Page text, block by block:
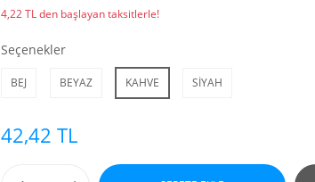
4,22 TL den başlayan taksitlerle!
Seçenekler
BEJ BEYAZ KAHVE SİYAH
42,42 TL